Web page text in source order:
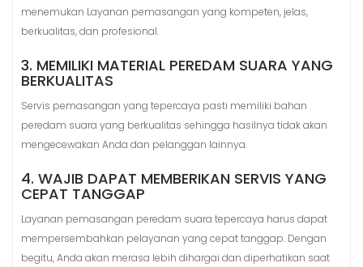
menemukan Layanan pemasangan yang kompeten, jelas,
berkualitas, dan profesional.
3. MEMILIKI MATERIAL PEREDAM SUARA YANG
BERKUALITAS
Servis pemasangan yang tepercaya pasti memiliki bahan
peredam suara yang berkualitas sehingga hasilnya tidak akan
mengecewakan Anda dan pelanggan lainnya.
4. WAJIB DAPAT MEMBERIKAN SERVIS YANG
CEPAT TANGGAP
Layanan pemasangan peredam suara tepercaya harus dapat
mempersembahkan pelayanan yang cepat tanggap. Dengan
begitu, Anda akan merasa lebih dihargai dan diperhatikan saat